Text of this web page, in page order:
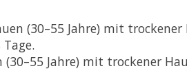
(30–55 Jahre) mit
Jahre) mit trockener